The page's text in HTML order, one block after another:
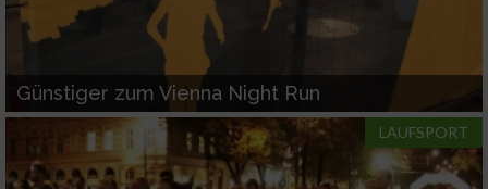
Günstiger zum Vienna Night Run
LAUFSPORT